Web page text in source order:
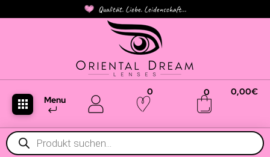
Qualität. Liebe. Leidenschaft...
Menu
0 0 0,00€
Products
search